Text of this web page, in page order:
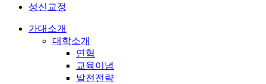
성신교정
가대소개
대학소개
연혁
교육이념
발전전략